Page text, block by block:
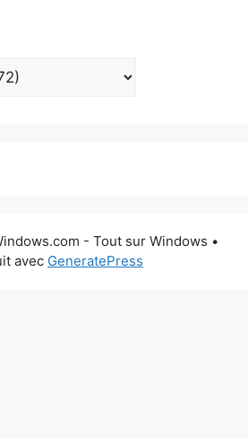
- Tout sur Windows •
avec GeneratePress